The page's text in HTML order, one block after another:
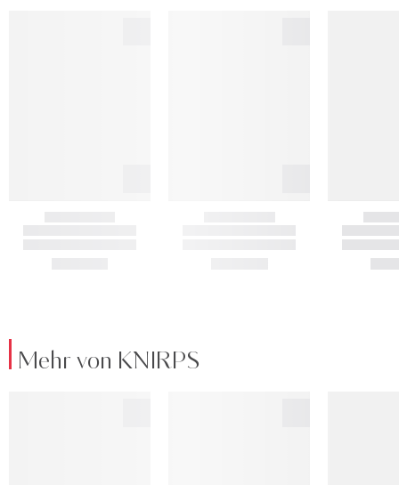
Mehr von KNIRPS